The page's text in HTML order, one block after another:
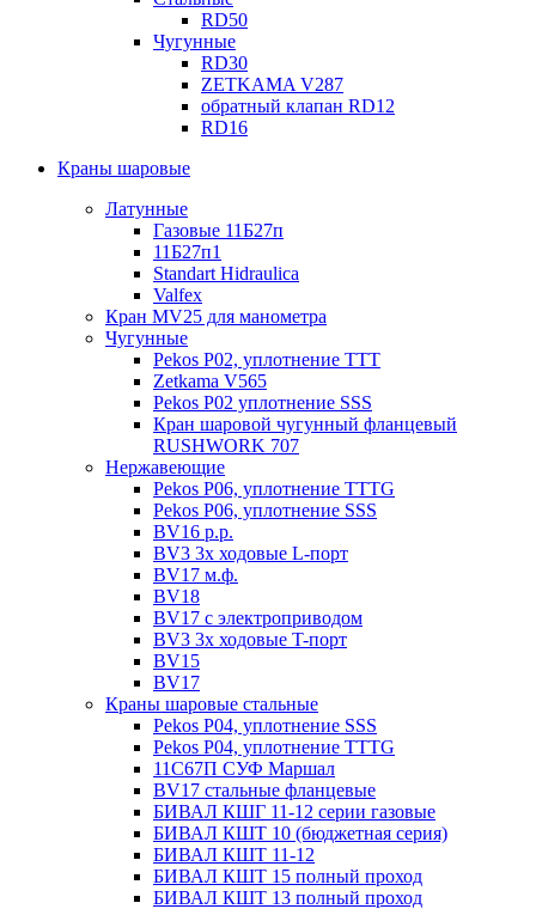
RD50
Чугунные
RD30
ZETKAMA V287
обратный клапан RD12
RD16
Краны шаровые
Латунные
Газовые 11Б27п
11Б27п1
Standart Hidraulica
Valfex
Кран MV25 для манометра
Чугунные
Pekos P02, уплотнение ТТТ
Zetkama V565
Pekos P02 уплотнение SSS
Кран шаровой чугунный фланцевый
RUSHWORK 707
Нержавеющие
Pekos P06, уплотнение ТТТG
Pekos P06, уплотнение SSS
BV16 р.р.
BV3 3х ходовые L-порт
BV17 м.ф.
BV18
BV17 с электроприводом
BV3 3х ходовые T-порт
BV15
BV17
Краны шаровые стальные
Pekos P04, уплотнение SSS
Pekos P04, уплотнение ТТТG
11С67П СУФ Маршал
BV17 стальные фланцевые
БИВАЛ КШГ 11-12 серии газовые
БИВАЛ КШТ 10 (бюджетная серия)
БИВАЛ КШТ 11-12
БИВАЛ КШТ 15 полный проход
БИВАЛ КШТ 13 полный проход